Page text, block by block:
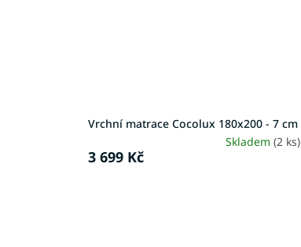
Vrchní matrace Cocolux 180x200 - 7 cm
Skladem(2 ks)
3 699 Kč